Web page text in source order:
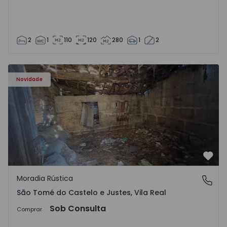
2 1 110 120 280 1 2
Novidade
Moradia Vila Real, São Tomé do Castelo e Justes -
São Tomé do Castelo e Justes, Vila Real
Moradia Rústica
São Tomé do Castelo e Justes, Vila Real
Comprar Sob Consulta